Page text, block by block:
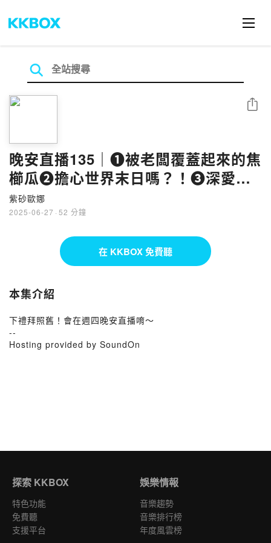
晚安直播135｜❶被老闆覆蓋起來的焦
櫛瓜❷擔心世界末日嗎？！❸深愛鰻
魚的元太娜
紫砂歐娜
2025-06-27 · 52 分鐘
分享
在 KKBOX 免費聽
本集介紹
下禮拜照舊！會在週四晚安直播唷～
--
Hosting provided by SoundOn
探索 KKBOX
特色功能
免費聽
支援平台
娛樂情報
音樂趨勢
音樂排行榜
年度風雲榜